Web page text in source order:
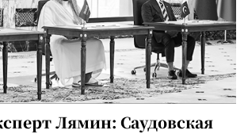
Лямин: Саудовская